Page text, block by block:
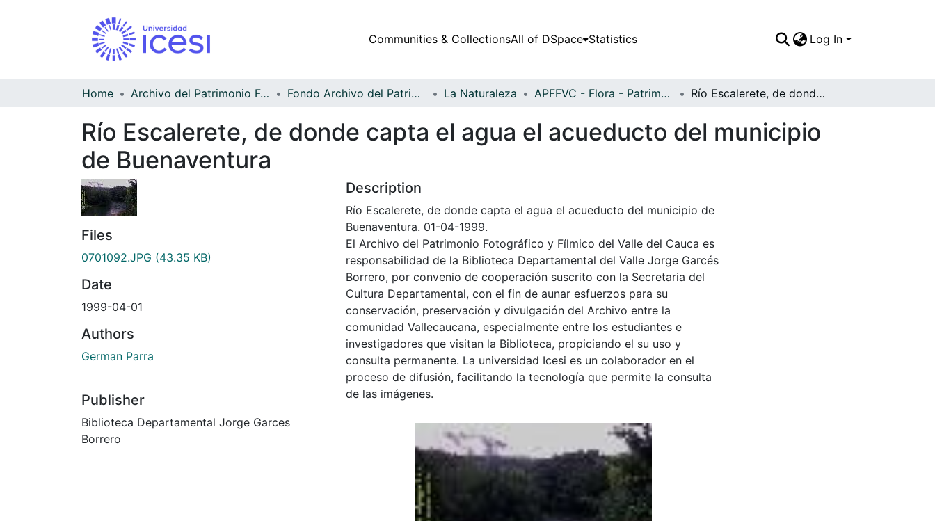
Communities & CollectionsAll of DSpace Statistics Log In
Home Archivo del Patrimonio Fotográfico y Fílmico del Valle del Cauca Fondo Archivo del Patrimonio Fotográfico y Fílmico del Valle del Cauca La Naturaleza APFFVC - Flora - Patrimonial Río Escalerete, de donde capta el agua el acueducto del municipio de Buenaventura
Río Escalerete, de donde capta el agua el acueducto del municipio
de Buenaventura
Files
0701092.JPG (43.35 KB)
Date
1999-04-01
Authors
German Parra
Publisher
Biblioteca Departamental Jorge Garces
Borrero
Description
Río Escalerete, de donde capta el agua el acueducto del municipio de
Buenaventura. 01-04-1999.
El Archivo del Patrimonio Fotográfico y Fílmico del Valle del Cauca es
responsabilidad de la Biblioteca Departamental del Valle Jorge Garcés
Borrero, por convenio de cooperación suscrito con la Secretaria del
Cultura Departamental, con el fin de aunar esfuerzos para su
conservación, preservación y divulgación del Archivo entre la
comunidad Vallecaucana, especialmente entre los estudiantes e
investigadores que visitan la Biblioteca, propiciando el su uso y
consulta permanente. La universidad Icesi es un colaborador en el
proceso de difusión, facilitando la tecnología que permite la consulta
de las imágenes.